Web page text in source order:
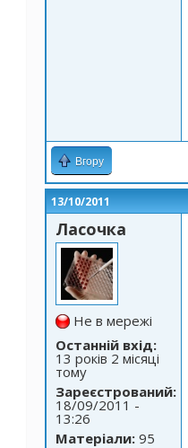
Вгору
13/10/2011
Ласочка
Не в мережі
Останній вхід:
13 років 2 місяці
тому
Зареєстрований:
18/09/2011 -
13:26
Матеріали: 95